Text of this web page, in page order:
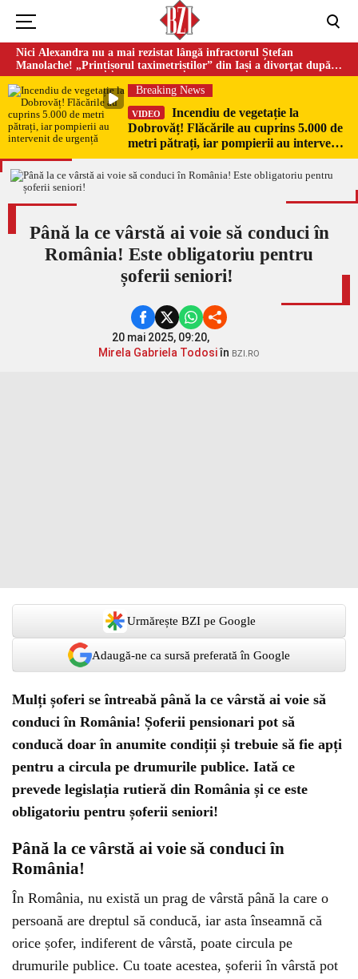
Nici Alexandra nu a mai rezistat lângă infractorul Ștefan
Manolache! „Prințișorul taximetriștilor” din Iași a divorţat după
doi ani de căsnicie
Breaking News
VIDEO
Incendiu de vegetație la
Dobrovăț! Flăcările au cuprins 5.000 de
metri pătrați, iar pompierii au intervenit
de urgență
Până la ce vârstă ai voie să conduci în
România! Este obligatoriu pentru
șoferii seniori!
20 mai 2025, 09:20,
Mirela Gabriela Todosiîn BZI.RO
Urmărește BZI pe Google
Adaugă-ne ca sursă preferată în Google
Mulți șoferi se întreabă până la ce vârstă ai voie să
conduci în România! Șoferii pensionari pot să
conducă doar în anumite condiții și trebuie să fie apți
pentru a circula pe drumurile publice. Iată ce
prevede legislația rutieră din România și ce este
obligatoriu pentru șoferii seniori!
Până la ce vârstă ai voie să conduci în
România!
În România, nu există un prag de vârstă până la care o
persoană are dreptul să conducă, iar asta înseamnă că
orice șofer, indiferent de vârstă, poate circula pe
drumurile publice. Cu toate acestea, șoferii în vârstă pot